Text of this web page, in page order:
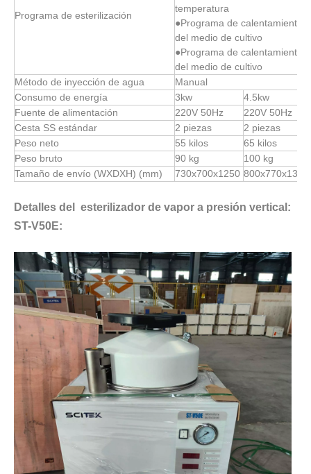
Programa de esterilización
temperatura
●Programa de calentamiento
del medio de cultivo
●Programa de calentamiento
del medio de cultivo
Método de inyección de agua
Manual
Consumo de energía
3kw 4.5kw
Fuente de alimentación
220V 50Hz 220V 50Hz
Cesta SS estándar
2 piezas 2 piezas
Peso neto
55 kilos 65 kilos
Peso bruto
90 kg 100 kg
Tamaño de envío (WXDXH) (mm)
730x700x1250 800x770x1300
Detalles del esterilizador de vapor a presión vertical:
ST-V50E: